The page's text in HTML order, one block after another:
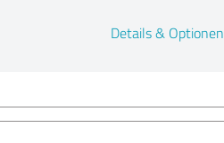
Details & Optionen